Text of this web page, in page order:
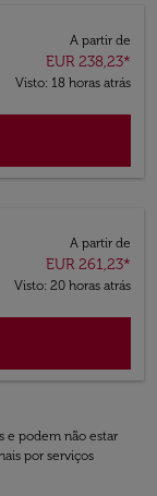
A partir de
EUR 238,23*
Visto: 18 horas atrás
A partir de
EUR 261,23*
Visto: 20 horas atrás
e podem não estar
por serviços